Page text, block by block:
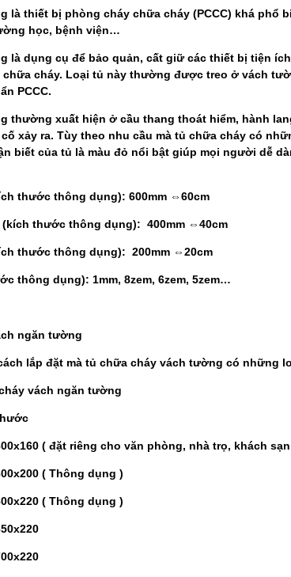
là thiết bị phòng cháy chữa cháy (PCCC) khá phổ
học, bệnh viện…
là dụng cụ để bảo quản, cất giữ các thiết bị tiện
chữa cháy. Loại tủ này thường được treo ở vách
PCCC.
thường xuất hiện ở cầu thang thoát hiểm, hành
xảy ra. Tùy theo nhu cầu mà tủ chữa cháy có
biết của tủ là màu đỏ nổi bật giúp mọi người dễ
thước thông dụng): 600mm ⇔60cm
thước thông dụng): 400mm ⇔40cm
thước thông dụng): 200mm ⇔20cm
thông dụng): 1mm, 8zem, 6zem, 5zem…
ngăn tường
lắp đặt mà tủ chữa cháy vách tường có những
vách ngăn tường
( đặt riêng cho văn phòng, nhà trọ, khách
( Thông dụng )
( Thông dụng )